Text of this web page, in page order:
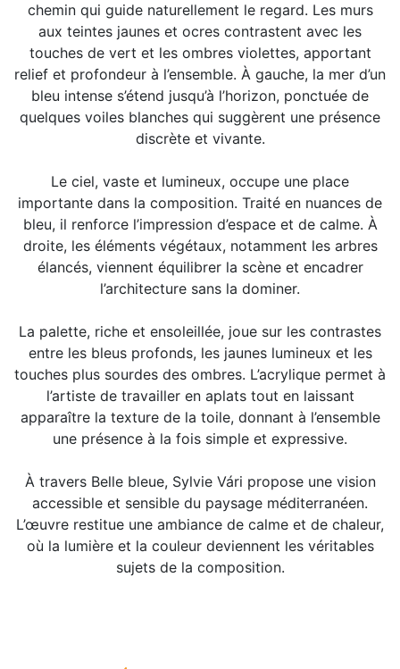
chemin qui guide naturellement le regard. Les murs
aux teintes jaunes et ocres contrastent avec les
touches de vert et les ombres violettes, apportant
relief et profondeur à l’ensemble. À gauche, la mer d’un
bleu intense s’étend jusqu’à l’horizon, ponctuée de
quelques voiles blanches qui suggèrent une présence
discrète et vivante.
Le ciel, vaste et lumineux, occupe une place
importante dans la composition. Traité en nuances de
bleu, il renforce l’impression d’espace et de calme. À
droite, les éléments végétaux, notamment les arbres
élancés, viennent équilibrer la scène et encadrer
l’architecture sans la dominer.
La palette, riche et ensoleillée, joue sur les contrastes
entre les bleus profonds, les jaunes lumineux et les
touches plus sourdes des ombres. L’acrylique permet à
l’artiste de travailler en aplats tout en laissant
apparaître la texture de la toile, donnant à l’ensemble
une présence à la fois simple et expressive.
À travers Belle bleue, Sylvie Vári propose une vision
accessible et sensible du paysage méditerranéen.
L’œuvre restitue une ambiance de calme et de chaleur,
où la lumière et la couleur deviennent les véritables
sujets de la composition.